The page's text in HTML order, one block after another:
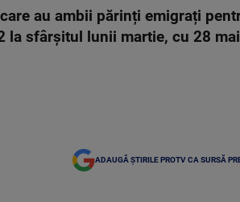
au ambii părinți emigrați
la sfârșitul lunii martie, cu 28
ADAUGĂ ȘTIRILE PROTV CA SURSĂ